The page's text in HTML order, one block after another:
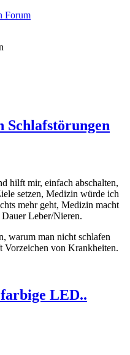
Forum
Schlafstörungen
hilft mir, einfach abschalten,
setzen, Medizin würde ich
mehr geht, Medizin macht
Leber/Nieren.
warum man nicht schlafen
Vorzeichen von Krankheiten.
LED..